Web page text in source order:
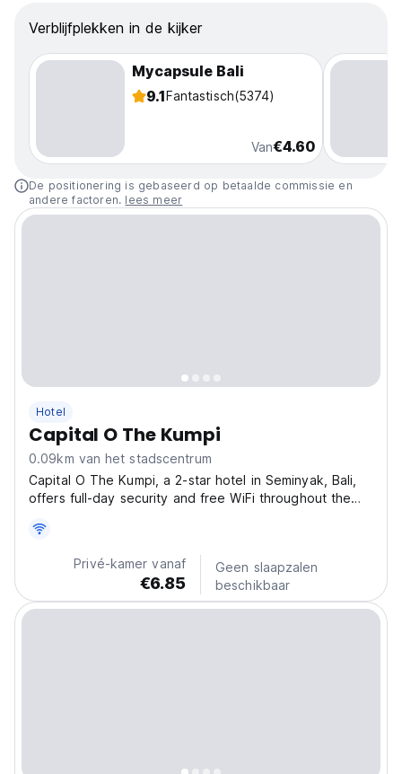
Verblijfplekken in de kijker
Mycapsule Bali
9.1Fantastisch(5374)
Van€4.60
De positionering is gebaseerd op betaalde commissie en
andere factoren. lees meer
Hotel
Capital O The Kumpi
0.09km van het stadscentrum
Capital O The Kumpi, a 2-star hotel in Seminyak, Bali,
offers full-day security and free WiFi throughout the
parking, ensuring convenience for families. The hotel
offers a range of amenities including...
Privé-kamer vanaf
€6.85
Geen slaapzalen
beschikbaar